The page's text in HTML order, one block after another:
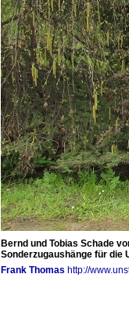
Bernd und Tobias Schade
Sonderzugaushänge für die
Frank Thomas http://